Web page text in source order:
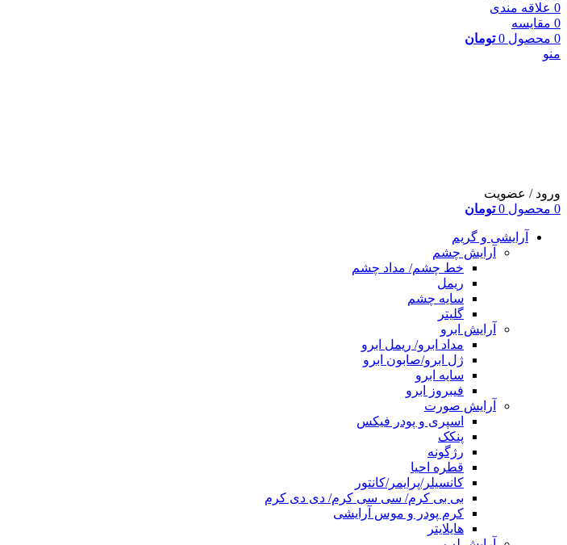
0 علاقه مندی
0 مقایسه
0 محصول 0 تومان
منو
ورود / عضویت
0 محصول 0 تومان
آرایشی و گریم
آرایش چشم
خط چشم/ مداد چشم
ریمل
سایه چشم
گلیتر
آرایش ابرو
مداد ابرو/ ریمل ابرو
ژل ابرو/صابون ابرو
سایه ابرو
فیبروز ابرو
آرایش صورت
اسپری و پودر فیکس
پنکک
رژگونه
قطره احیا
کانسیلر/پرایمر/کانتور
بی بی کرم/ سی سی کرم/ دی دی کرم
کرم پودر و موس آرایشی
هایلایتر